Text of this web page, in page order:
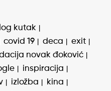
kutak
covid 19 deca
exit
novak đoković
inspiracija
izložba
kina